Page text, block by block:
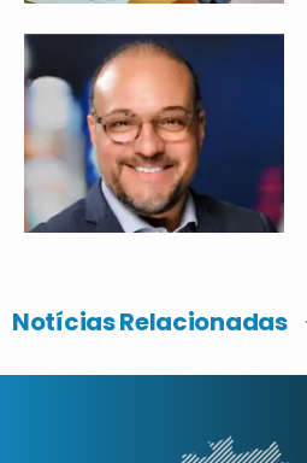
Notícias Relacionadas